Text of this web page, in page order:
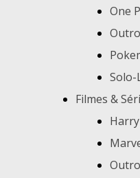
One
Solo-
Filmes &